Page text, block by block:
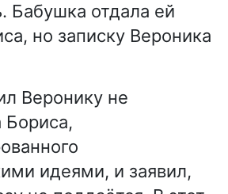
Бабушка отдала ей
но записку Вероника
Веронику не
Бориса,
идеями, и заявил,